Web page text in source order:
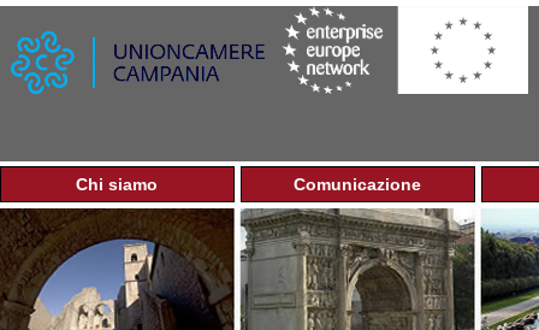
Jump to navigation
M
e
n
u
p
r
Chi siamo Comunicazione